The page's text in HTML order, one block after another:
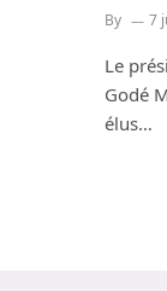
By 7
Le
Godé
élus…